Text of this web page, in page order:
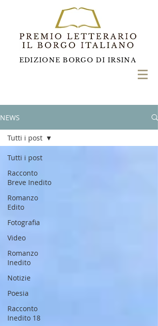
EDIZIONE BORGO DI IRSINA
NEWS
Tutti i post
Racconto
Breve Inedito
Romanzo
Edito
Fotografia
Video
Romanzo
Inedito
Notizie
Poesia
Racconto
Inedito 18
Tutti i post